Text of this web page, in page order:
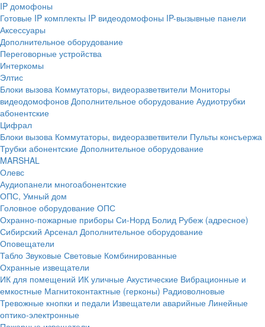
IP домофоны
Готовые IP комплекты IP видеодомофоны IP-вызывные панели
Аксессуары
Дополнительное оборудование
Переговорные устройства
Интеркомы
Элтис
Блоки вызова Коммутаторы, видеоразветвители Мониторы
видеодомофонов Дополнительное оборудование Аудиотрубки
абонентские
Цифрал
Блоки вызова Коммутаторы, видеоразветвители Пульты консъержа
Трубки абонентские Дополнительное оборудование
MARSHAL
Олевс
Аудиопанели многоабонентские
ОПС, Умный дом
Головное оборудование ОПС
Охранно-пожарные приборы Си-Норд Болид Рубеж (адресное)
Сибирский Арсенал Дополнительное оборудование
Оповещатели
Табло Звуковые Световые Комбинированные
Охранные извещатели
ИК для помещений ИК уличные Акустические Вибрационные и
емкостные Магнитоконтактные (герконы) Радиоволновые
Тревожные кнопки и педали Извещатели аварийные Линейные
оптико-электронные